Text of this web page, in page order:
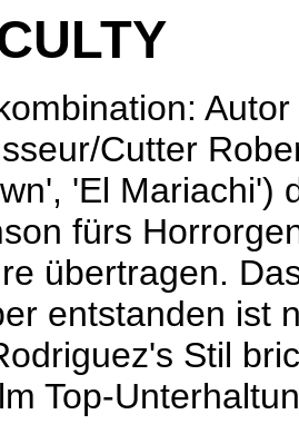
Cutter
'El Mariachi')
fürs
übertragen.
entstanden ist
Stil
Top-